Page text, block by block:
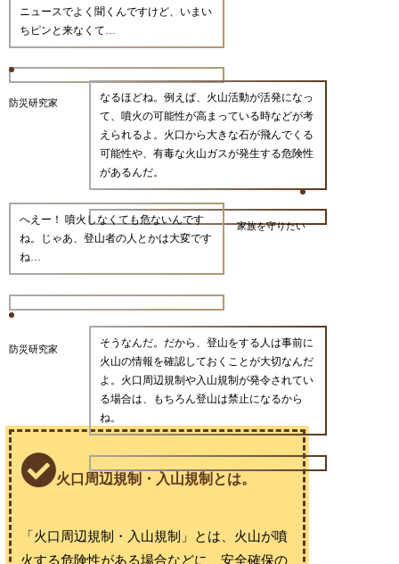
ニュースでよく聞くんですけど、いまい
ちピンと来なくて…
防災研究家
なるほどね。例えば、火山活動が活発になっ
て、噴火の可能性が高まっている時などが考
えられるよ。火口から大きな石が飛んでくる
可能性や、有毒な火山ガスが発生する危険性
があるんだ。
家族を守りたい
へえー！ 噴火しなくても危ないんです
ね。じゃあ、登山者の人とかは大変です
ね…
防災研究家
そうなんだ。だから、登山をする人は事前に
火山の情報を確認しておくことが大切なんだ
よ。火口周辺規制や入山規制が発令されてい
る場合は、もちろん登山は禁止になるから
ね。
火口周辺規制・入山規制とは。
「火口周辺規制・入山規制」とは、火山が噴
火する危険性がある場合などに、安全確保の